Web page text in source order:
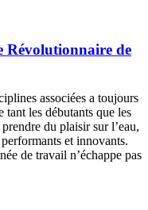
de
associées a toujours
les débutants que les
du plaisir sur l’eau,
et innovants.
de travail n’échappe pas